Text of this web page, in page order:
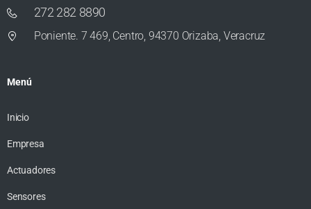
272 282 8890
Poniente. 7 469, Centro, 94370 Orizaba, Veracruz
Menú
Inicio
Empresa
Actuadores
Sensores